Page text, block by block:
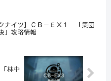
クナイツ】ＣＢ－ＥＸ１ 「集団
」攻略情報
林中